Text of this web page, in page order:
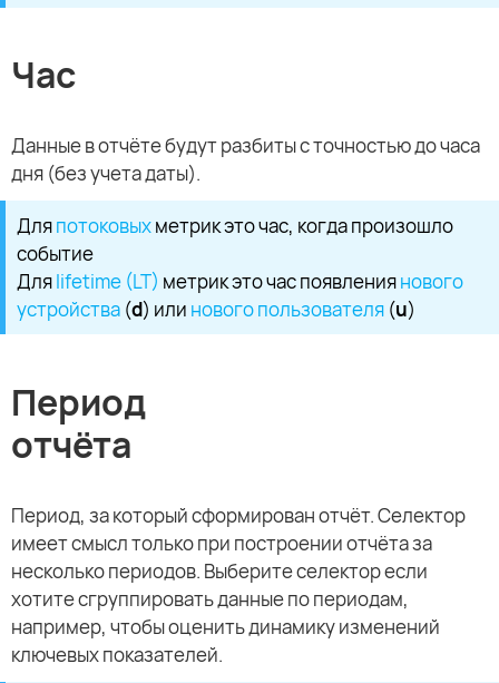
Час
Данные в отчёте будут разбиты с точностью до часа
дня (без учета даты).
Дляпотоковыхметрик это час, когда произошло
событие
Дляlifetime (LT) метрик это час появлениянового
устройства (d) или нового пользователя (u)
Период
отчёта
Период, за который сформирован отчёт. Селектор
имеет смысл только при построении отчёта за
несколько периодов. Выберите селектор если
хотите сгруппировать данные по периодам,
например, чтобы оценить динамику изменений
ключевых показателей.